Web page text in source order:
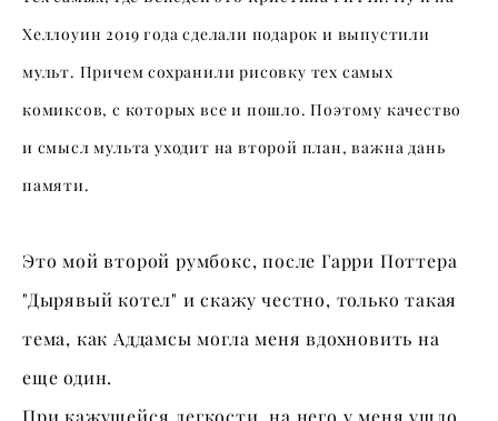
Хеллоуин 2019 года сделали подарок и выпустили
мульт. Причем сохранили рисовку тех самых
комиксов, с которых все и пошло. Поэтому качество
и смысл мульта уходит на второй план, важна дань
памяти.
Это мой второй румбокс, после Гарри Поттера
"Дырявый котел" и скажу честно, только такая
тема, как Аддамсы могла меня вдохновить на
еще один.
При кажущейся легкости, на него у меня ушло